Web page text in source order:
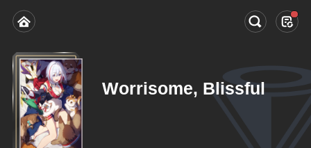
Worrisome, Blissful